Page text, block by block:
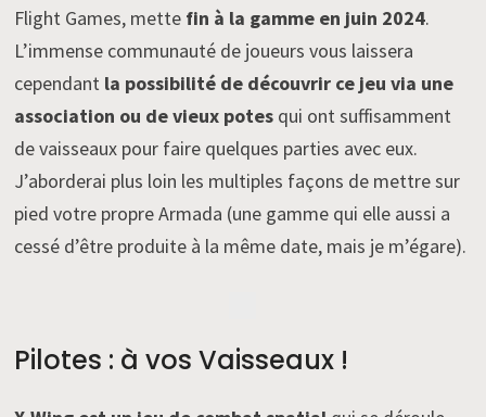
Flight Games, mette fin à la gamme en juin 2024.
L’immense communauté de joueurs vous laissera
cependant la possibilité de découvrir ce jeu via une
association ou de vieux potes qui ont suffisamment
de vaisseaux pour faire quelques parties avec eux.
J’aborderai plus loin les multiples façons de mettre sur
pied votre propre Armada (une gamme qui elle aussi a
cessé d’être produite à la même date, mais je m’égare).
Pilotes : à vos Vaisseaux !